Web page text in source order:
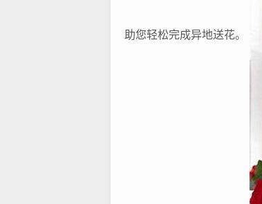
助您轻松完成异地送花。